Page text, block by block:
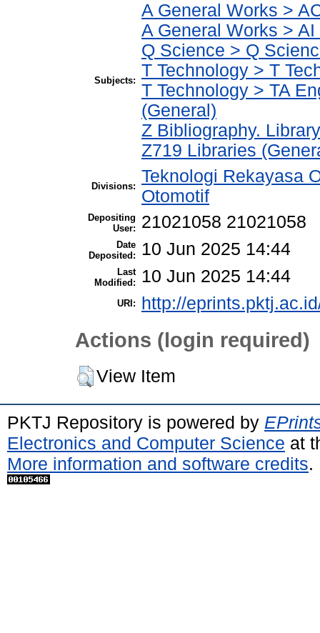
Subjects:
A General Works >
A General Works >
Q Science > Q
T Technology > T
T Technology > TA
(General)
Z Bibliography.
Z719 Libraries
Divisions:
Teknologi Rekayasa
Otomotif
Depositing
User:
21021058 21021058
Date
Deposited:
10 Jun 2025 14:44
Last
Modified:
10 Jun 2025 14:44
URI: http://
Actions (login required)
View Item
PKTJ Repository is powered by
Electronics and Computer Science at
More information and software credits.